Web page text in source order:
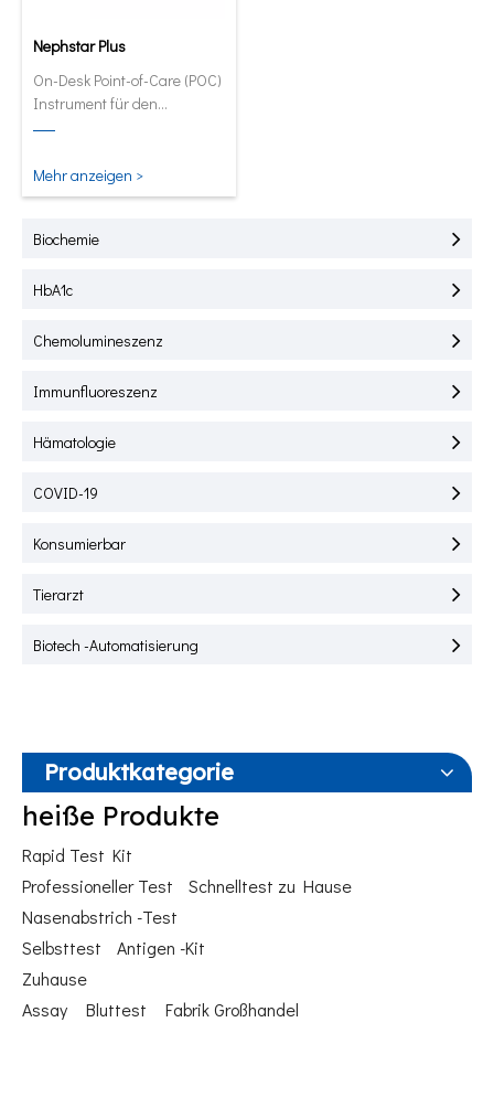
Nephstar Plus
On-Desk Point-of-Care (POC)
Instrument für den
Schnelltest von HbA1C, CRP,
Mehr anzeigen >
Biochemie
HbA1c
Chemolumineszenz
Immunfluoreszenz
Hämatologie
COVID-19
Konsumierbar
Tierarzt
Biotech -Automatisierung
Produktkategorie
heiße Produkte
Rapid Test Kit
Professioneller Test
Schnelltest zu Hause
Nasenabstrich -Test
Selbsttest
Antigen -Kit
Zuhause
Assay
Bluttest Fabrik Großhandel